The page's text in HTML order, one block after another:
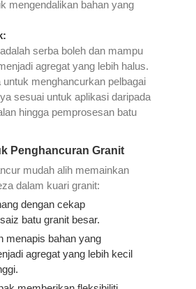
mengendalikan bahan yang
:
serba boleh dan mampu
agregat yang lebih halus.
menghancurkan pelbagai
sesuai untuk aplikasi daripada
hingga pemprosesan batu
Penghancuran Granit
mudah alih memainkan
dalam kuari granit:
dengan cekap
batu granit besar.
menapis bahan yang
agregat yang lebih kecil